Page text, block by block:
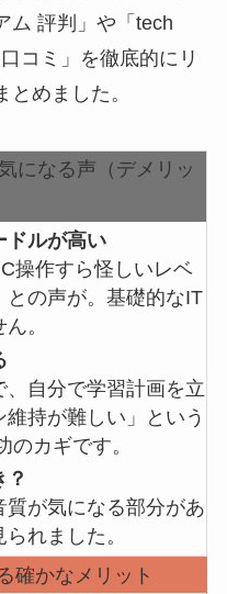
ム 評判」や「tech
コミ」を徹底的にリ
めました。
になる声（デメリッ
ドルが高い
操作すら怪しいレベ
との声が。基礎的なIT
。
、自分で学習計画を立
持が難しい」という
のカギです。
が気になる部分があ
れました。
確かなメリット